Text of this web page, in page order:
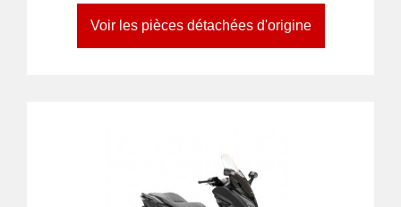
Voir les pièces détachées d'origine